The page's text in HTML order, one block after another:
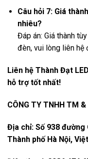
Câu hỏi 7: Giá
nhiêu?
Đáp án: Giá thành
đèn, vui lòng liên hệ
Liên hệ Thành Đạt
hỗ trợ tốt nhất!
CÔNG TY TNHH TM
Địa chỉ: Số 938 đường
Thành phố Hà Nội,